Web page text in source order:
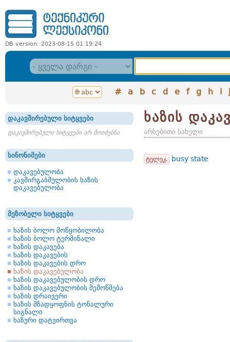
DB version: 2023-08-15 01:19:24
# a b c d e f g h i j
დაკავშირებული სიტყვები
დაკავშირებული სიტყვები არ მოიძებნა
სინონიმები
დაკავებულობა
კავშირგაბმულობის ხაზის
დაკავებულობა
მეზობელი სიტყვები
ხაზის ბოლო მოწყობილობა
ხაზის ბოლო ტერმინალი
ხაზის დაკავება
ხაზის დაკავების
ხაზის დაკავების დრო
ხაზის დაკავებულობა
ხაზის დაკავებულობის დრო
ხაზის დაკავებულობის შემოწმება
ხაზის დრაივერი
ხაზის მზადყოფნის ტონალური
სიგნალი
ხაზური დატვირთვა
ხაზის
არსებითი სახელი
ტელეკ. busy state